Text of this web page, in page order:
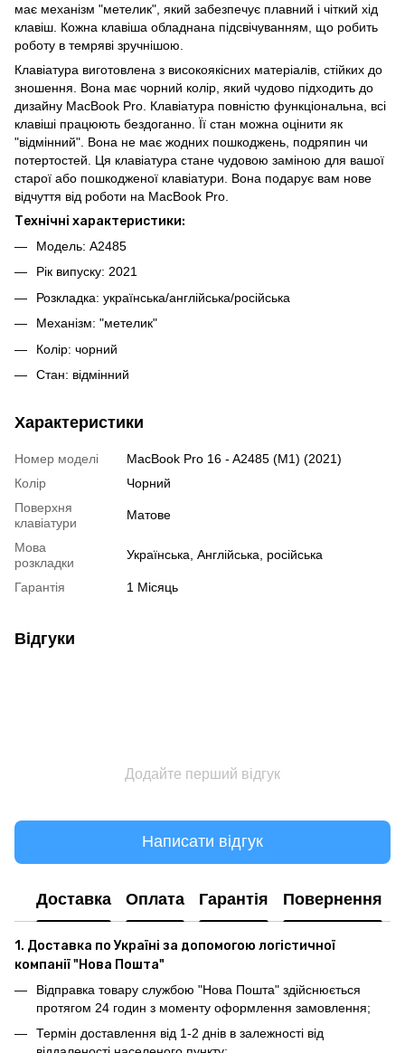
має механізм "метелик", який забезпечує плавний і чіткий хід
клавіш. Кожна клавіша обладнана підсвічуванням, що робить
роботу в темряві зручнішою.
Клавіатура виготовлена з високоякісних матеріалів, стійких до
зношення. Вона має чорний колір, який чудово підходить до
дизайну MacBook Pro. Клавіатура повністю функціональна, всі
клавіші працюють бездоганно. Її стан можна оцінити як
"відмінний". Вона не має жодних пошкоджень, подряпин чи
потертостей. Ця клавіатура стане чудовою заміною для вашої
старої або пошкодженої клавіатури. Вона подарує вам нове
відчуття від роботи на MacBook Pro.
Технічні характеристики:
Модель: A2485
Рік випуску: 2021
Розкладка: українська/англійська/російська
Механізм: "метелик"
Колір: чорний
Стан: відмінний
Характеристики
Номер моделі
MacBook Pro 16 - A2485 (M1) (2021)
Колір
Чорний
Поверхня
клавіатури
Матове
Мова
розкладки
Українська, Англійська, російська
Гарантія 1 Місяць
Відгуки
Додайте перший відгук
Написати відгук
Доставка Оплата Гарантія Повернення
1. Доставка по Україні за допомогою логістичної
компанії "Нова Пошта"
Відправка товару службою "Нова Пошта" здійснюється
протягом 24 годин з моменту оформлення замовлення;
Термін доставлення від 1-2 днів в залежності від